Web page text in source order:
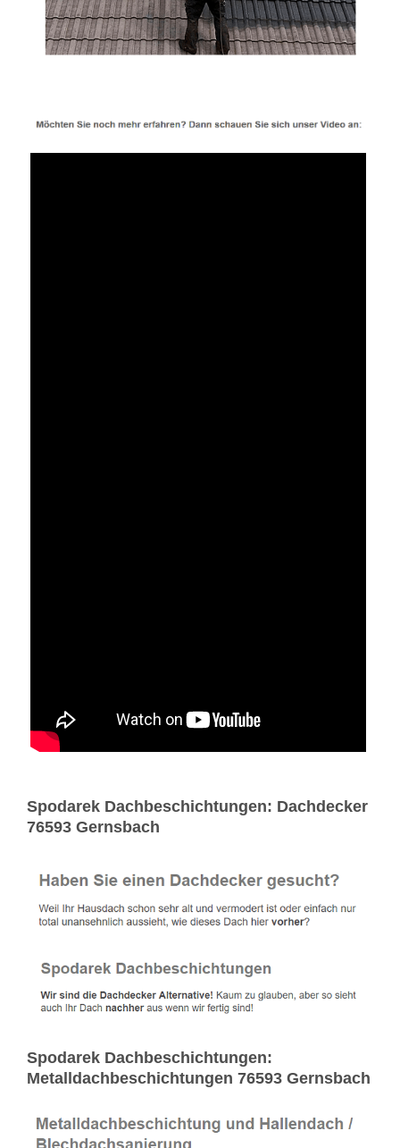
Spodarek Dachbeschichtungen: Dachdecker
76593 Gernsbach
Spodarek Dachbeschichtungen:
Metalldachbeschichtungen 76593 Gernsbach